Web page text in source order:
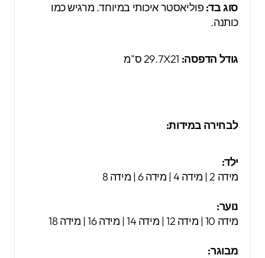
סוג בד:פוליאסטר איכותי במיוחד. מרגיש כמו
כותנה.
גודל הדפסה:29.7X21 ס"מ
לבחירה במידות:
ילד:
מידה 2 | מידה 4 | מידה 6 | מידה 8
נוער:
מידה 10 | מידה 12 | מידה 14 | מידה 16 | מידה 18
מבוגר: